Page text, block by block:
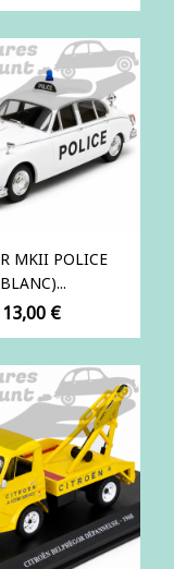
MKII POLICE
Prix
13,00 €